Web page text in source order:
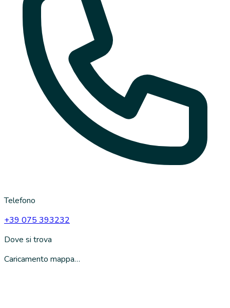
Telefono
+39 075 393232
Dove si trova
Caricamento mappa…